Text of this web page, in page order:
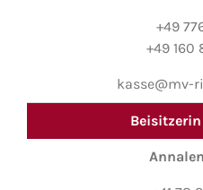
+49
+49 160
kasse@mv-